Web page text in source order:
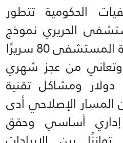
الحكومية تتطور
الحريري نموذج
لذلك، حيث كانت سعة المستشفى 80 سريرًا
وتعاني من عجز شهري
ومشاكل تقنية
المسار الإصلاحي أدى
أساسي وحقق